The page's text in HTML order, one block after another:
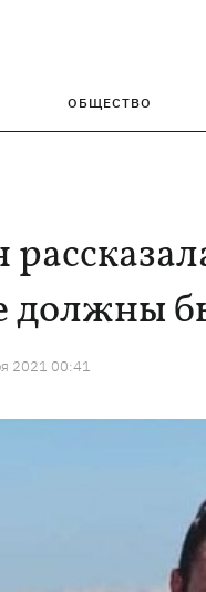
ОБЩЕСТВО
2021 00:41